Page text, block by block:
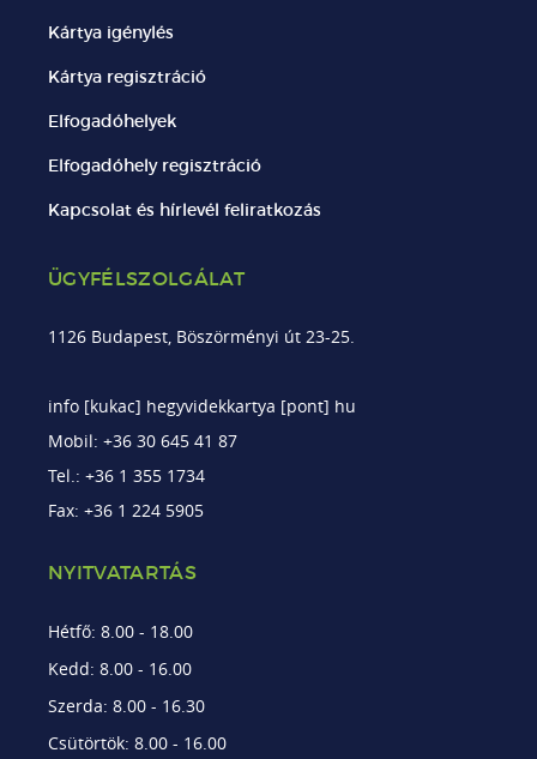
Kártya igénylés
Kártya regisztráció
Elfogadóhelyek
Elfogadóhely regisztráció
Kapcsolat és hírlevél feliratkozás
ÜGYFÉLSZOLGÁLAT
1126 Budapest, Böszörményi út 23-25.
info [kukac] hegyvidekkartya [pont] hu
Mobil: +36 30 645 41 87
Tel.: +36 1 355 1734
Fax: +36 1 224 5905
NYITVATARTÁS
Hétfő: 8.00 - 18.00
Kedd: 8.00 - 16.00
Szerda: 8.00 - 16.30
Csütörtök: 8.00 - 16.00